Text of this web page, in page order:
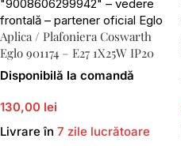
Aplica / Plafoniera Coswarth
Eglo 901174 – E27 1X25W IP20
Disponibilă la comandă
130,00 lei
Livrare în 7 zile lucrătoare